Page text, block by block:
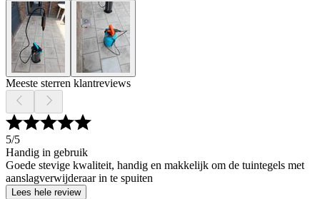
Meeste sterren klantreviews
5/5
Handig in gebruik
Goede stevige kwaliteit, handig en makkelijk om de tuintegels met
aanslagverwijderaar in te spuiten
Lees hele review